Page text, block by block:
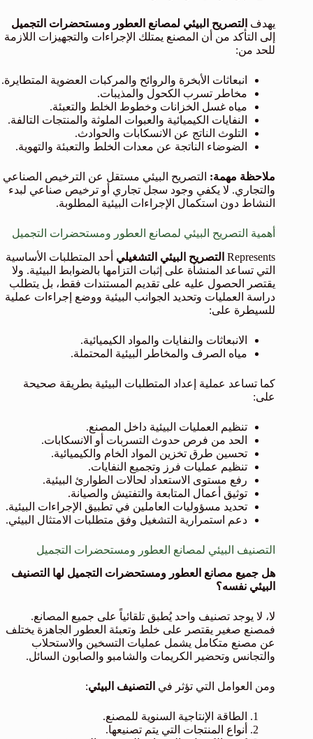
يهدف التصريح البيئي لمصانع العطور ومستحضرات التجميل
إلى التأكد من أن المصنع يمتلك الإجراءات والتجهيزات اللازمة
للحد من:
انبعاثات الأبخرة والروائح والمركبات العضوية المتطايرة.
مخاطر تسرب الكحول والمذيبات.
مياه غسل الخزانات وخطوط الخلط والتعبئة.
النفايات الكيميائية والعبوات الملوثة والمنتجات التالفة.
التلوث الناتج عن الانسكابات والحوادث.
الضوضاء الناتجة عن معدات الخلط والتعبئة والتهوية.
ملاحظة مهمة: التصريح البيئي مستقل عن الترخيص الصناعي
والتجاري. لا يكفي وجود سجل تجاري أو ترخيص صناعي لبدء
النشاط دون استكمال الإجراءات البيئية المطلوبة.
أهمية التصريح البيئي لمصانع العطور ومستحضرات التجميل
Represents التصريح البيئي التشغيلي أحد المتطلبات الأساسية
التي تساعد المنشأة على إثبات التزامها بالضوابط البيئية. ولا
يقتصر الحصول عليه على تقديم المستندات فقط، بل يتطلب
دراسة العمليات وتحديد الجوانب البيئية ووضع إجراءات عملية
للسيطرة على:
الانبعاثات والنفايات والمواد الكيميائية.
مياه الصرف والمخاطر البيئية المحتملة.
كما تساعد عملية إعداد المتطلبات البيئية بطريقة صحيحة
على:
تنظيم العمليات البيئية داخل المصنع.
الحد من فرص حدوث التسربات أو الانسكابات.
تحسين طرق تخزين المواد الخام والكيميائية.
تنظيم عمليات فرز وتجميع النفايات.
رفع مستوى الاستعداد لحالات الطوارئ البيئية.
توثيق أعمال المتابعة والتفتيش والصيانة.
تحديد مسؤوليات العاملين في تطبيق الإجراءات البيئية.
دعم استمرارية التشغيل وفق متطلبات الامتثال البيئي.
التصنيف البيئي لمصانع العطور ومستحضرات التجميل
هل جميع مصانع العطور ومستحضرات التجميل لها التصنيف
البيئي نفسه؟
لا، لا يوجد تصنيف واحد يُطبق تلقائياً على جميع المصانع.
فمصنع صغير يقتصر على خلط وتعبئة العطور الجاهزة يختلف
عن مصنع متكامل يشمل عمليات التسخين والاستحلاب
والتجانس وتحضير الكريمات والشامبو والصابون السائل.
ومن العوامل التي تؤثر في التصنيف البيئي:
الطاقة الإنتاجية السنوية للمصنع.
أنواع المنتجات التي يتم تصنيعها.